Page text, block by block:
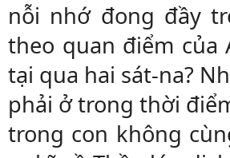
nỗi nhớ đong đầy
theo quan điểm của
tại qua hai sát-na?
phải ở trong thời
trong con không